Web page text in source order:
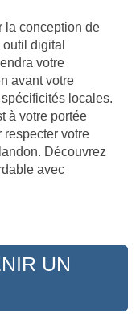
la conception de
digital
votre
avant votre
locales.
à votre portée
respecter votre
Découvrez
avec
UN